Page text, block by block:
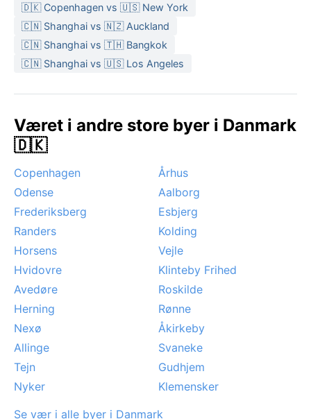
🇩🇰 Copenhagen vs 🇺🇸 New York
🇨🇳 Shanghai vs 🇳🇿 Auckland
🇨🇳 Shanghai vs 🇹🇭 Bangkok
🇨🇳 Shanghai vs 🇺🇸 Los Angeles
Været i andre store byer i Danmark
🇩🇰
Copenhagen
Århus
Odense
Aalborg
Frederiksberg
Esbjerg
Randers
Kolding
Horsens
Vejle
Hvidovre
Klinteby Frihed
Avedøre
Roskilde
Herning
Rønne
Nexø
Åkirkeby
Allinge
Svaneke
Tejn
Gudhjem
Nyker
Klemensker
Se vær i alle byer i Danmark